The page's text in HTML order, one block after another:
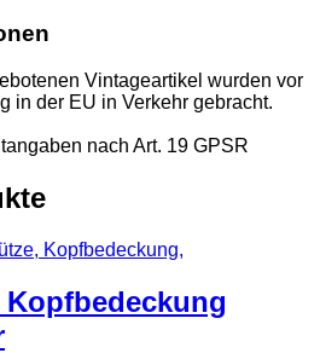
Vintageartikel wurden vor
in der EU in Verkehr gebracht.
nach Art. 19 GPSR
Kopfbedeckung